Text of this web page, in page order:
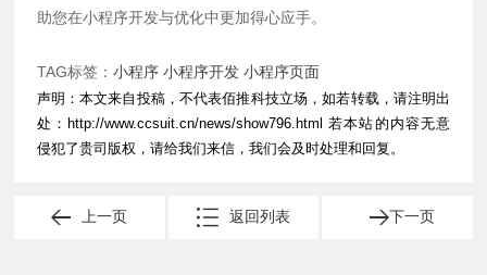
助您在小程序开发与优化中更加得心应手。
TAG标签： 小程序 小程序开发 小程序页面
声明：本文来自投稿，不代表佰推科技立场，如若转载，请注明出
处： http://www.ccsuit.cn/news/show796.html 若本站的内容无意
侵犯了贵司版权，请给我们来信，我们会及时处理和回复。
上一页 下一页
返回列表